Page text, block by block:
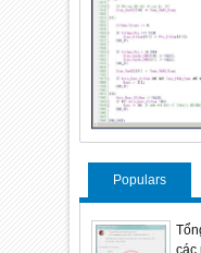
Populars
các